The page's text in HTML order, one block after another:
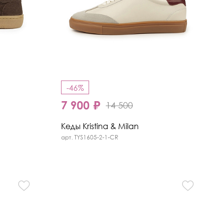
-46%
7 900 ₽ 14 500
Кеды Kristina & Milan
арт. TYS1605-2-1-CR